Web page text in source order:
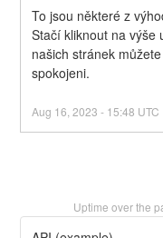
To jsou některé z
Stačí kliknout na výše
našich stránek
spokojeni.
Aug 16 ,2023 - 15:48 UTC
Uptime over the